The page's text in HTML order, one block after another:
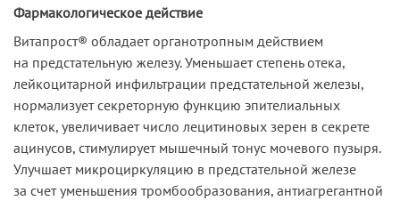
Фармакологическое действие
Витапрост® обладает органотропным действием
на предстательную железу. Уменьшает степень отека,
лейкоцитарной инфильтрации предстательной железы,
нормализует секреторную функцию эпителиальных
клеток, увеличивает число лецитиновых зерен в секрете
ацинусов, стимулирует мышечный тонус мочевого пузыря.
Улучшает микроциркуляцию в предстательной железе
за счет уменьшения тромбообразования, антиагрегантной